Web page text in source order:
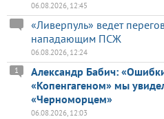
06.08.2026, 12:45
«Ливерпуль» ведет
нападающим ПСЖ
06.08.2026, 12:24
Александр Бабич:
«Копенгагеном» мы
«Черноморцем»
1
06.08.2026, 12:03